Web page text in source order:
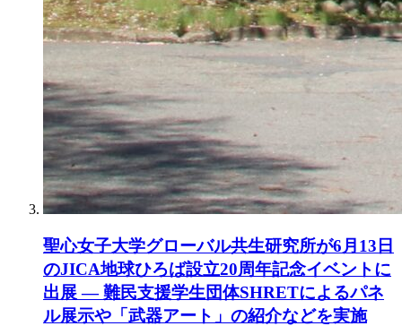
聖心女子大学グローバル共生研究所が6月13日
のJICA地球ひろば設立20周年記念イベントに
出展 ― 難民支援学生団体SHRETによるパネ
ル展示や「武器アート」の紹介などを実施